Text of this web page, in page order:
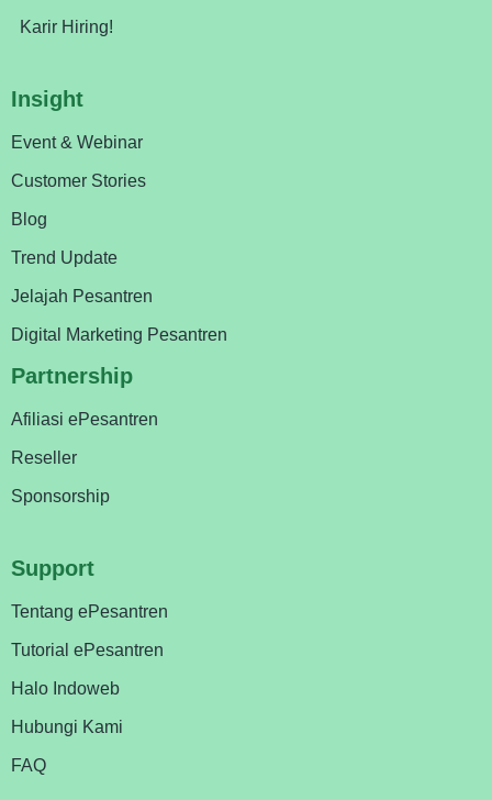
Karir Hiring!
Insight
Event & Webinar
Customer Stories
Blog
Trend Update
Jelajah Pesantren
Digital Marketing Pesantren
Partnership
Afiliasi ePesantren
Reseller
Sponsorship
Support
Tentang ePesantren
Tutorial ePesantren
Halo Indoweb
Hubungi Kami
FAQ